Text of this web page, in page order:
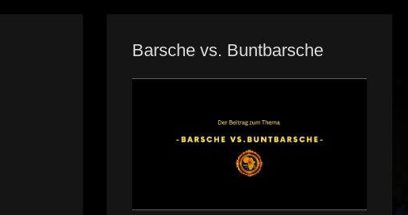
Barsche vs. Buntbarsche